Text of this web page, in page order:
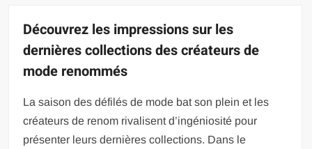
Découvrez les impressions sur les
dernières collections des créateurs de
mode renommés
La saison des défilés de mode bat son plein et les
créateurs de renom rivalisent d’ingéniosité pour
présenter leurs dernières collections. Dans le